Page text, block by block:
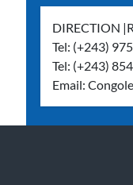
DIRECTION
Tel: (+243)
Tel: (+243)
Email: